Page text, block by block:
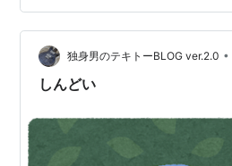
で人生の経験や考え方が違って
自分だけだろうか。さらにいえ
も大分違うという気がする。 自分
しいとは言わないが、今が一番良
独身男のテキトーBLOG ver.2.0 •
しんどい